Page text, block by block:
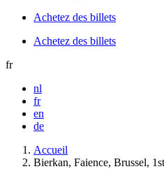
Achetez des billets
Achetez des billets
fr
nl
fr
en
de
Accueil
Bierkan, Faience, Brussel,